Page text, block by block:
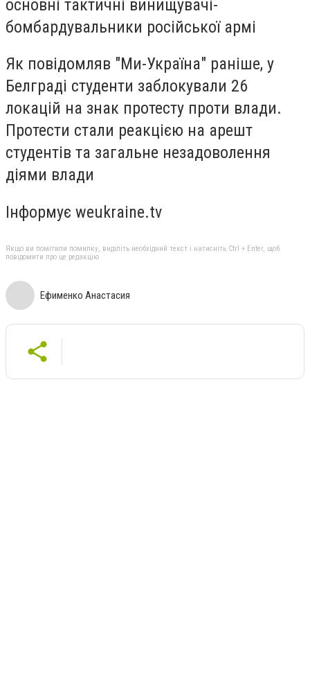
основні тактичні винищувачі-
бомбардувальники російської армі
Як повідомляв "Ми-Україна" раніше, у
Белграді студенти заблокували 26
локацій на знак протесту проти влади.
Протести стали реакцією на арешт
студентів та загальне незадоволення
діями влади
Інформує weukraine.tv
Якщо ви помітили помилку, виділіть необхідний текст і натисніть Ctrl + Enter, щоб
повідомити про це редакцію
Ефименко Анастасия